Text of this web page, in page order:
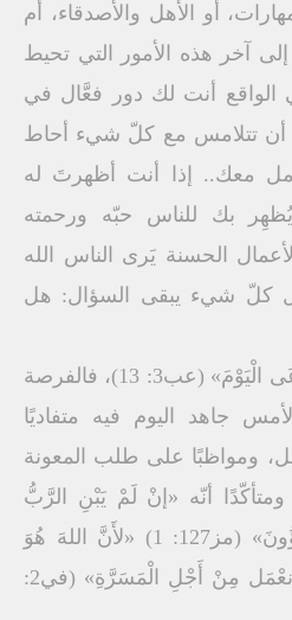
أو الأهل والأصدقاء، أم
إلى آخر هذه الأمور التي تحيط
الواقع أنت لك دور فعَّال في
أن تتلامس مع كلّ شيء أحاط
معك.. إذا أنت أظهرتَ له
يُظهِر بك للناس حبّه ورحمته
الحسنة يَرى الناس الله
كلّ شيء يبقى السؤال: هل
وأقول «مَا دَامَ الْوَقْتُ يُدْعَى الْيَوْمَ» (عب3: 13)، فالفرصة
جاهد اليوم فيه متفاديًا
ومواظبًا على طلب المعونة
ومتأكّدًا أنّه «إنْ لَمْ يَبْنِ الرَّبُّ
الْبَيْتَ، فَبَاطِلاً يَتْعَبُ الْبَنَّاؤُونَ» (مز127: 1) «لأَنَّ اللهَ هُوَ
الْعَامِلُ فِينا أَنْ نُرِيد وَأَنْ نعْمَل مِنْ أَجْلِ الْمَسَرَّةِ» (في2: